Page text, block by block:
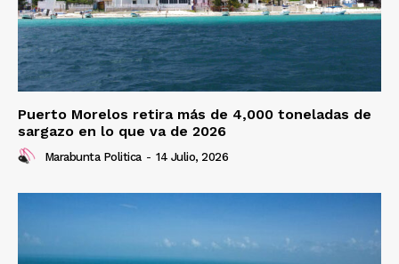
Puerto Morelos retira más de 4,000 toneladas de
sargazo en lo que va de 2026
Marabunta Politica - 14 Julio, 2026